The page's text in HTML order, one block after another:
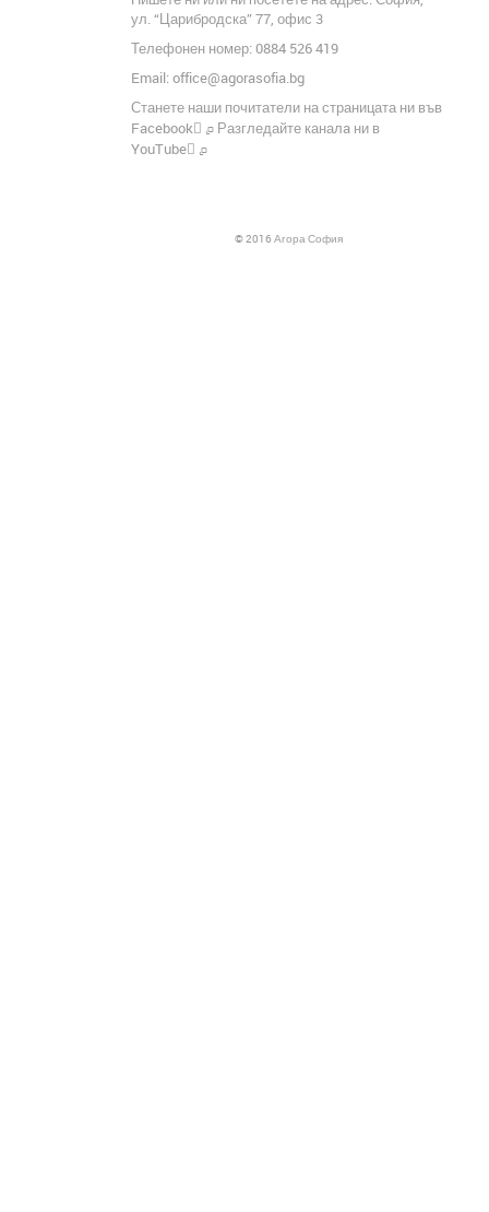
ул. “Царибродска” 77, офис 3
Телефонен номер: 0884 526 419
Email:office@agorasofia.bg
Станете наши почитатели на страницата ни във
Facebook ╢ Разгледайте каналa ни в
YouTube ╢
© 2016 Агора София